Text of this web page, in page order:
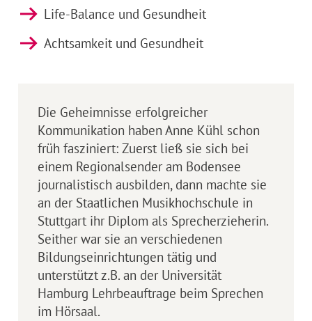
Life-Balance und Gesundheit
Achtsamkeit und Gesundheit
Die Geheimnisse erfolgreicher
Kommunikation haben Anne Kühl schon
früh fasziniert: Zuerst ließ sie sich bei
einem Regionalsender am Bodensee
journalistisch ausbilden, dann machte sie
an der Staatlichen Musikhochschule in
Stuttgart ihr Diplom als Sprecherzieherin.
Seither war sie an verschiedenen
Bildungseinrichtungen tätig und
unterstützt z.B. an der Universität
Hamburg Lehrbeauftrage beim Sprechen
im Hörsaal.